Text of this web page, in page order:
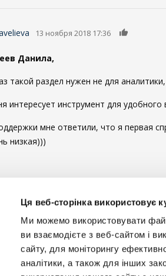
Ця веб-сторінка використовує
Ми можемо використовувати
ви взаємодієте з веб-сайтом і
сайту, для моніторингу
аналітики, а також для інших
13 ноября 2018 17:36
Данила,
такой раздел нужен не для
интересует инструмент для удобного
мне ответили, что я первая
низкая)))